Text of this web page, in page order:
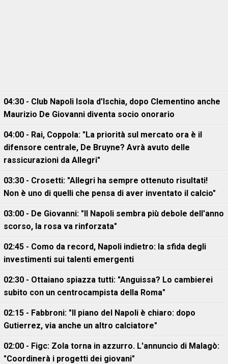
04:30 - Club Napoli Isola d'Ischia, dopo Clementino anche
Maurizio De Giovanni diventa socio onorario
04:00 - Rai, Coppola: "La priorità sul mercato ora è il
difensore centrale, De Bruyne? Avrà avuto delle
rassicurazioni da Allegri"
03:30 - Crosetti: "Allegri ha sempre ottenuto risultati!
Non è uno di quelli che pensa di aver inventato il calcio"
03:00 - De Giovanni: "Il Napoli sembra più debole dell'anno
scorso, la rosa va rinforzata"
02:45 - Como da record, Napoli indietro: la sfida degli
investimenti sui talenti emergenti
02:30 - Ottaiano spiazza tutti: "Anguissa? Lo cambierei
subito con un centrocampista della Roma"
02:15 - Fabbroni: "Il piano del Napoli è chiaro: dopo
Gutierrez, via anche un altro calciatore"
02:00 - Figc: Zola torna in azzurro. L'annuncio di Malagò:
"Coordinerà i progetti dei giovani"